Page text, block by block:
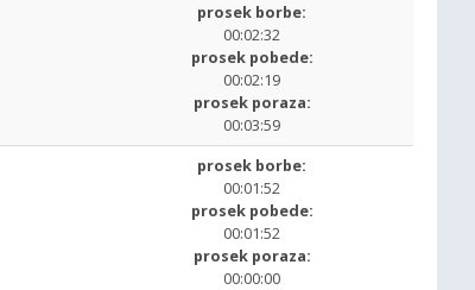
prosek borbe:
00:02:32
prosek pobede:
00:02:19
prosek poraza:
00:03:59
prosek borbe:
00:01:52
prosek pobede:
00:01:52
prosek poraza:
00:00:00